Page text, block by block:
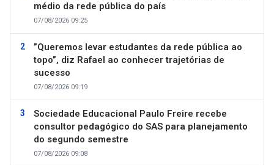
médio da rede pública do país
07/08/2026 09:25
”Queremos levar estudantes da rede pública ao
topo”, diz Rafael ao conhecer trajetórias de
sucesso
07/08/2026 09:19
Sociedade Educacional Paulo Freire recebe
consultor pedagógico do SAS para planejamento
do segundo semestre
07/08/2026 09:08